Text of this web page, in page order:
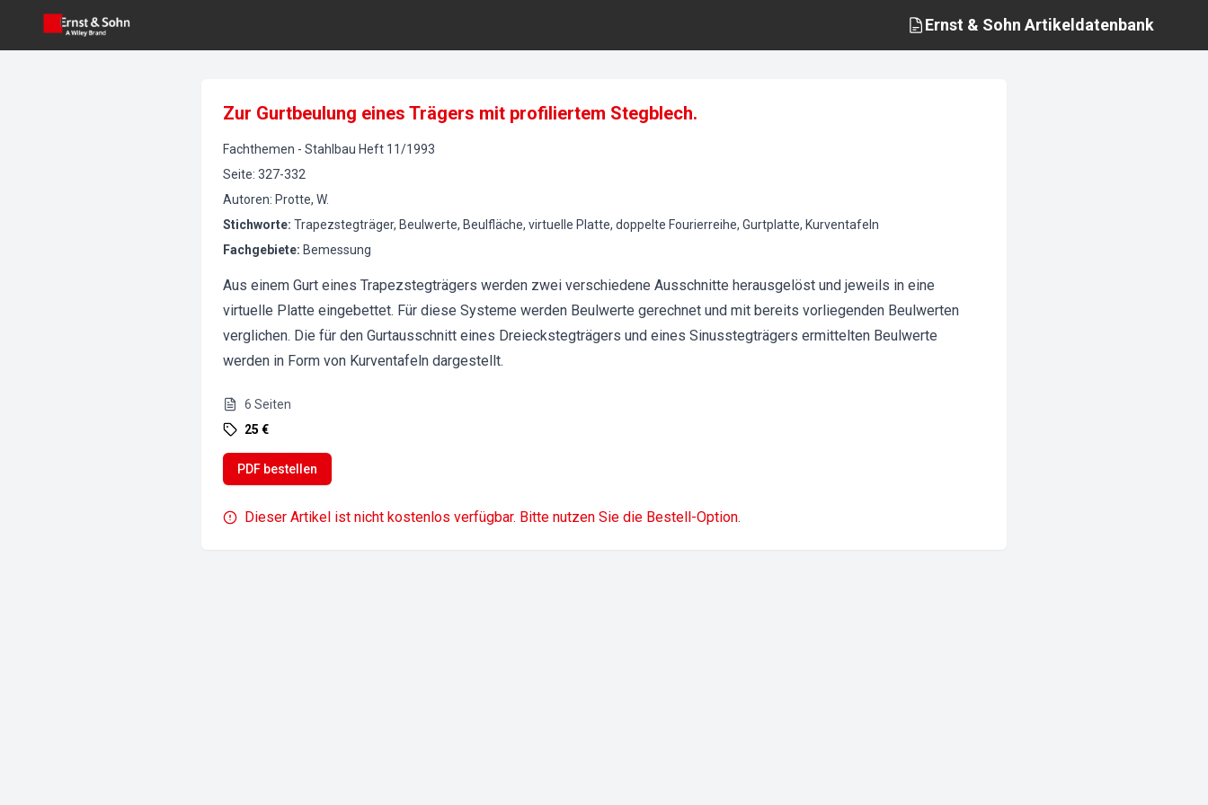
Ernst & Sohn Artikeldatenbank
Zur Gurtbeulung eines Trägers mit profiliertem Stegblech.
Fachthemen - Stahlbau Heft 11/1993
Seite: 327-332
Autoren: Protte, W.
Stichworte: Trapezstegträger, Beulwerte, Beulfläche, virtuelle Platte, doppelte Fourierreihe, Gurtplatte, Kurventafeln
Fachgebiete: Bemessung
Aus einem Gurt eines Trapezstegträgers werden zwei verschiedene Ausschnitte herausgelöst und jeweils in eine
virtuelle Platte eingebettet. Für diese Systeme werden Beulwerte gerechnet und mit bereits vorliegenden Beulwerten
verglichen. Die für den Gurtausschnitt eines Dreieckstegträgers und eines Sinusstegträgers ermittelten Beulwerte
werden in Form von Kurventafeln dargestellt.
6 Seiten
25 €
PDF bestellen
Dieser Artikel ist nicht kostenlos verfügbar. Bitte nutzen Sie die Bestell-Option.